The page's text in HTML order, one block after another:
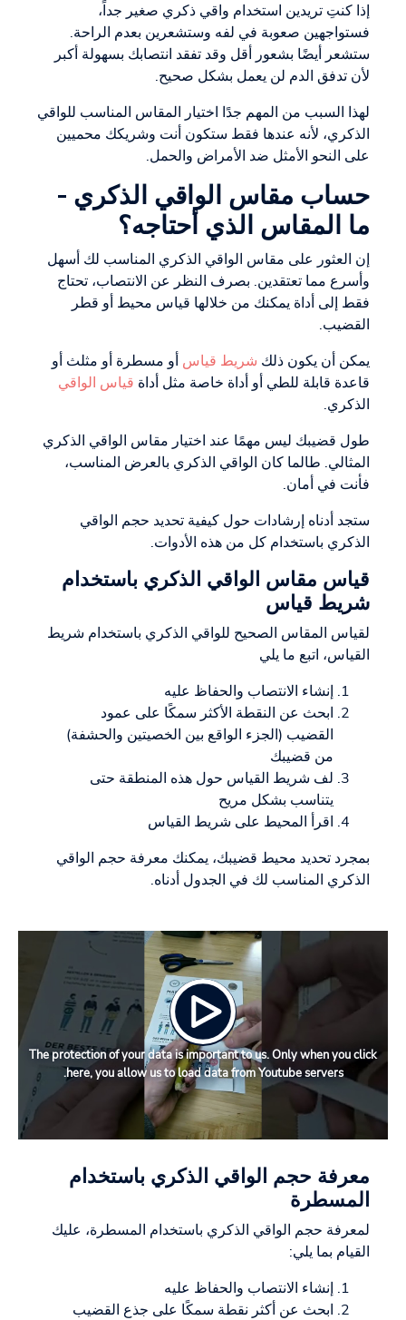
إذا كنتِ تريدين استخدام واقي ذكري صغير جداً،
فستواجهين صعوبة في لفه وستشعرين بعدم الراحة.
ستشعر أيضًا بشعور أقل وقد تفقد انتصابك بسهولة أكبر
لأن تدفق الدم لن يعمل بشكل صحيح.
لهذا السبب من المهم جدًا اختيار المقاس المناسب للواقي
الذكري، لأنه عندها فقط ستكون أنت وشريكك محميين
على النحو الأمثل ضد الأمراض والحمل.
حساب مقاس الواقي الذكري -
ما المقاس الذي أحتاجه؟
إن العثور على مقاس الواقي الذكري المناسب لك أسهل
وأسرع مما تعتقدين. بصرف النظر عن الانتصاب، تحتاج
فقط إلى أداة يمكنك من خلالها قياس محيط أو قطر
القضيب.
يمكن أن يكون ذلك شريط قياس أو مسطرة أو مثلث أو
قاعدة قابلة للطي أو أداة خاصة مثل أداة قياس الواقي
الذكري.
طول قضيبك ليس مهمًا عند اختيار مقاس الواقي الذكري
المثالي. طالما كان الواقي الذكري بالعرض المناسب،
فأنت في أمان.
ستجد أدناه إرشادات حول كيفية تحديد حجم الواقي
الذكري باستخدام كل من هذه الأدوات.
قياس مقاس الواقي الذكري باستخدام
شريط قياس
لقياس المقاس الصحيح للواقي الذكري باستخدام شريط
القياس، اتبع ما يلي
إنشاء الانتصاب والحفاظ عليه
ابحث عن النقطة الأكثر سمكًا على عمود
القضيب (الجزء الواقع بين الخصيتين والحشفة)
من قضيبك
لف شريط القياس حول هذه المنطقة حتى
يتناسب بشكل مريح
اقرأ المحيط على شريط القياس
بمجرد تحديد محيط قضيبك، يمكنك معرفة حجم الواقي
الذكري المناسب لك في الجدول أدناه.
The protection of your data is important to us. Only when you click
here, you allow us to load data from Youtube servers.
معرفة حجم الواقي الذكري باستخدام
المسطرة
لمعرفة حجم الواقي الذكري باستخدام المسطرة، عليك
القيام بما يلي:
إنشاء الانتصاب والحفاظ عليه
ابحث عن أكثر نقطة سمكًا على جذع القضيب